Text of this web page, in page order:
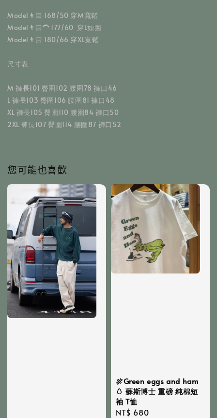
Model👩🏻 168/50 穿M寬鬆
Model👨🏻‍🦱 177/60  穿L如圖
Model👨🏻 180/66 穿XL寬鬆
尺寸表
M 褲長101 臀圍102 腰圍78 褲口46
L 褲長103 臀圍106 腰圍81 褲口48
XL 褲長105 臀圍110 腰圍84 褲口50
2XL 褲長107 臀圍114 腰圍87 褲口52
您可能也喜歡
🍖Green eggs and ham
🥚 蘇斯博士 重磅 純棉短
袖 T恤
Regular
NT$ 680